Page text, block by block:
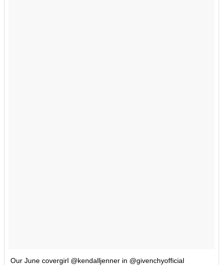
Our June covergirl @kendalljenner in @givenchyofficial